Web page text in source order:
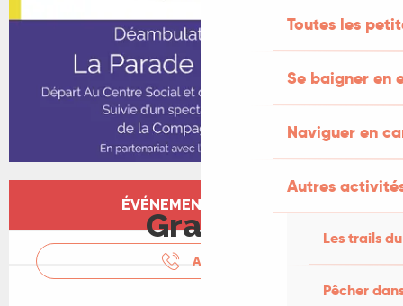
Toutes les
Se baigner en
Naviguer en
Autres
Les trails
Pêcher
Ouverture et coordonnées
ÉVÉNEMENT TERMINÉ
Gratuit
APPELER